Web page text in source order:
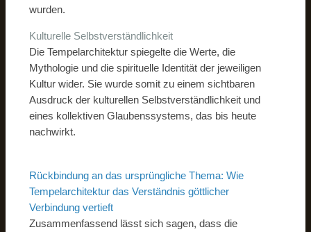
wurden.
Kulturelle Selbstverständlichkeit
Die Tempelarchitektur spiegelte die Werte, die
Mythologie und die spirituelle Identität der jeweiligen
Kultur wider. Sie wurde somit zu einem sichtbaren
Ausdruck der kulturellen Selbstverständlichkeit und
eines kollektiven Glaubenssystems, das bis heute
nachwirkt.
Rückbindung an das ursprüngliche Thema: Wie
Tempelarchitektur das Verständnis göttlicher
Verbindung vertieft
Zusammenfassend lässt sich sagen, dass die